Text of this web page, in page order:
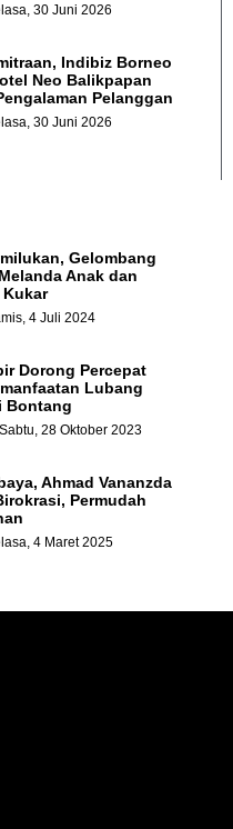
30 Juni 2026
Indibiz Borneo
Neo Balikpapan
Pelanggan
30 Juni 2026
Gelombang
Anak dan
Kukar
4 Juli 2024
Dorong Percepat
Lubang
Bontang
Sabtu, 28 Oktober 2023
Ahmad Vananzda
Permudah
4 Maret 2025